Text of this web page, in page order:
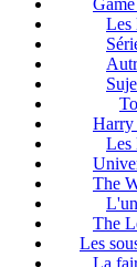
Les
Harry
Les
The
The
Les
La